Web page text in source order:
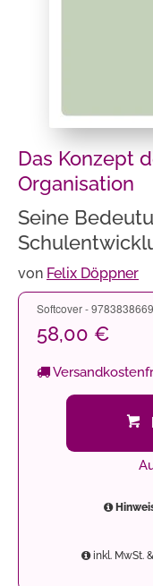
Das Konzept
Organisation
Seine
von Felix Döppner
Softcover -
58,00 €
inkl. MwSt.